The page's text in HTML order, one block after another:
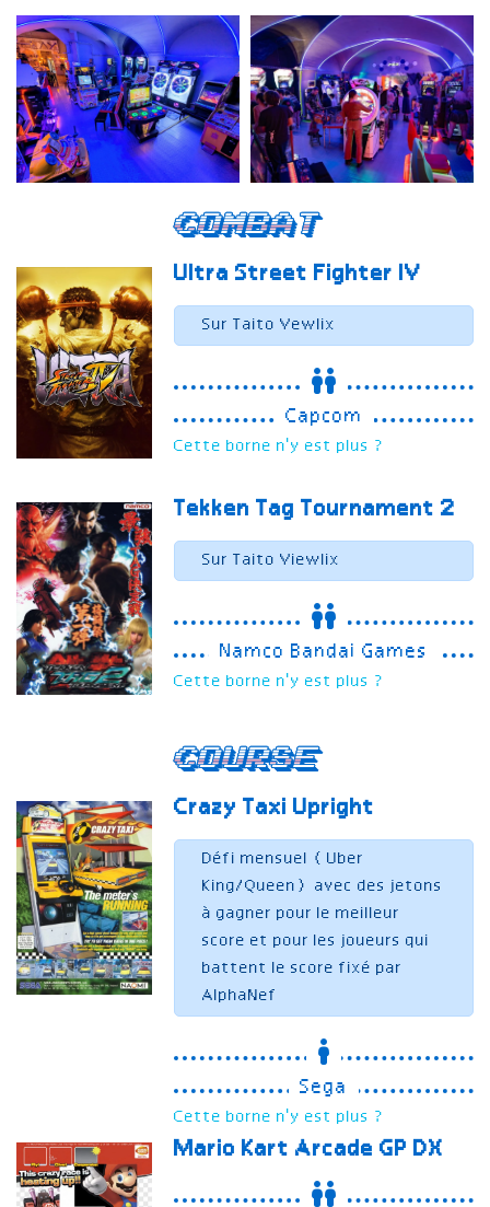
Combat
Ultra Street Fighter IV
Sur Taito Vewlix
Capcom
Cette borne n'y est plus ?
Tekken Tag Tournament 2
Sur Taito Viewlix
Namco Bandai Games
Cette borne n'y est plus ?
Course
Crazy TaxiUpright
Défi mensuel (Uber
King/Queen) avec des jetons
à gagner pour le meilleur
score et pour les joueurs qui
battent le score fixé par
AlphaNef
Sega
Cette borne n'y est plus ?
Mario Kart Arcade GP DX